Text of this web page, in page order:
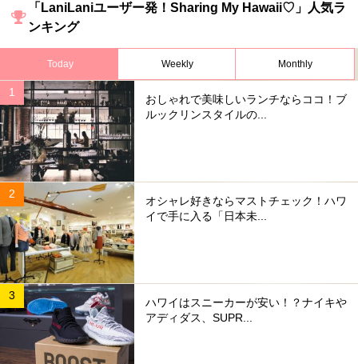
「LaniLaniユーザー発！Sharing My Hawaii♡」人気ラ
ンキング
Today Weekly Monthly
おしゃれで美味しいランチならココ！ブ
ルックリンスタイルの...
オシャレ好きならマストチェック！ハワ
イで手に入る「日本未...
ハワイはスニーカーが安い！？ナイキや
アディダス、SUPR...